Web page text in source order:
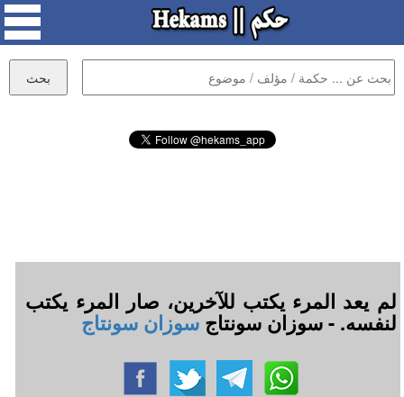
لم يعد المرء يكتب للآخرين، صار المرء يكتب
لنفسه. - سوزان سونتاجسوزان سونتاج